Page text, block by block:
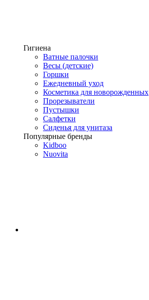
Гигиена
Ватные палочки
Весы (детские)
Горшки
Ежедневный уход
Косметика для новорожденных
Прорезыватели
Пустышки
Салфетки
Сиденья для унитаза
Популярные бренды
Kidboo
Nuovita